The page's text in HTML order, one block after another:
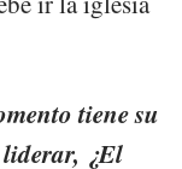
tiene su
liderar, ¿El